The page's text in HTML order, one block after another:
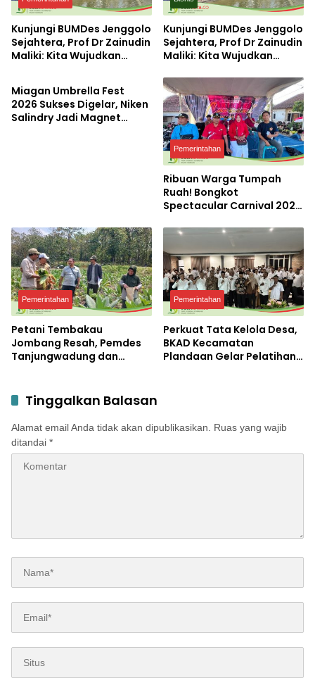
Kunjungi BUMDes Jenggolo
Sejahtera, Prof Dr Zainudin
Maliki: Kita Wujudkan
Kunjungi BUMDes Jenggolo
Sejahtera, Prof Dr Zainudin
Maliki: Kita Wujudkan
dengan Potensi Desa
Pemerintahan
Miagan Umbrella Fest
2026 Sukses Digelar, Niken
Salindry Jadi Magnet
Pemerintahan
Ribuan Warga Tumpah
Ruah! Bongkot
Spectacular Carnival 2026
Terbesar di Peterongan
Pemerintahan
Petani Tembakau
Jombang Resah, Pemdes
Tanjungwadung dan
Pemerintahan
Perkuat Tata Kelola Desa,
BKAD Kecamatan
Plandaan Gelar Pelatihan
Tinggalkan Balasan
Alamat email Anda tidak akan dipublikasikan.
Ruas yang wajib
ditandai *